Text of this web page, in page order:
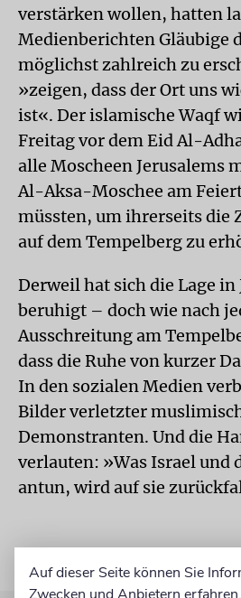
verstärken wollen, hatten
Medienberichten Gläubige
möglichst zahlreich zu
»zeigen, dass der Ort uns
ist«. Der islamische Waqf
Freitag vor dem Eid Al-
alle Moscheen Jerusalems
Al-Aksa-Moschee am
müssten, um ihrerseits die
auf dem Tempelberg zu
Derweil hat sich die Lage in
beruhigt – doch wie nach
Ausschreitung am
dass die Ruhe von kurzer
In den sozialen Medien
Bilder verletzter
Demonstranten. Und die
verlauten: »Was Israel und
antun, wird auf sie
Auf dieser Seite können Sie
Zwecken und Anbietern